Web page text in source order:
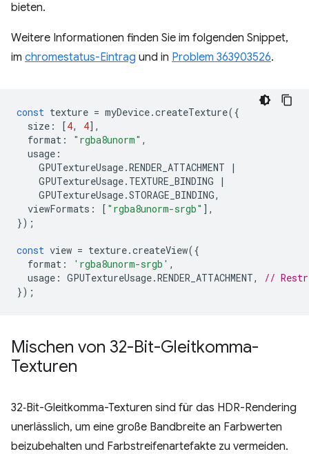
bieten.
Weitere Informationen finden Sie im folgenden Snippet,
im chromestatus-Eintrag und in Problem 363903526.
const texture = myDevice.createTexture({
size : [4, 4],
format : "rgba8unorm" ,
usage :
GPUTextureUsage.RENDER_ATTACHMENT
|
GPUTextureUsage. TEXTURE_BINDING
|
GPUTextureUsage.STORAGE_BINDING,
viewFormats : [ "rgba8unorm-srgb" ],
});
const view = texture.createView({
format : 'rgba8unorm-srgb' ,
usage : GPUTextureUsage.RENDER_ATTACHMENT,
//
});
Mischen von 32-Bit-Gleitkomma-
Texturen
32‑Bit-Gleitkomma-Texturen sind für das HDR-Rendering
unerlässlich, um eine große Bandbreite an Farbwerten
beizubehalten und Farbstreifenartefakte zu vermeiden.